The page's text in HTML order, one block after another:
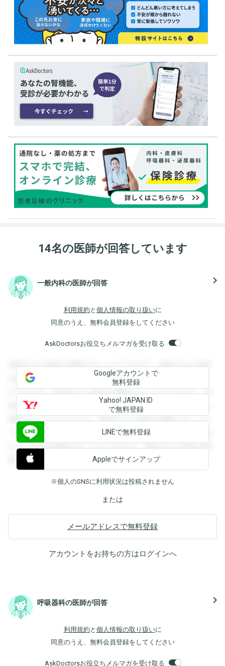
14名の医師が回答しています
一般内科の医師が回答 navigate_next
利用規約 と 個人情報の取り扱いに
同意のうえ、無料会員登録をしてください
AskDoctorsお役立ちメルマガを受け取る
登録すると回答を閲覧することができます。登録すると回答
を閲覧することができます。登録すると回答を閲覧すること
ができます。登録すると回答を閲覧することができます。登
録すると回答を閲覧することができます。登録すると回答を
閲覧することができます。登録すると回答を閲覧することが
できます。登録すると回答を閲覧することができます。登録
すると回答を閲覧することができます。登録すると回答を閲
覧することができます。
Googleアカウントで
無料登録
Yahoo! JAPAN ID
で無料登録
LINEで無料登録
Appleでサインアップ
※個人のSNSに利用状況は投稿されません
または
メールアドレスで無料登録
アカウントをお持ちの方はログインへ
呼吸器科の医師が回答 navigate_next
利用規約 と 個人情報の取り扱いに
同意のうえ、無料会員登録をしてください
AskDoctorsお役立ちメルマガを受け取る